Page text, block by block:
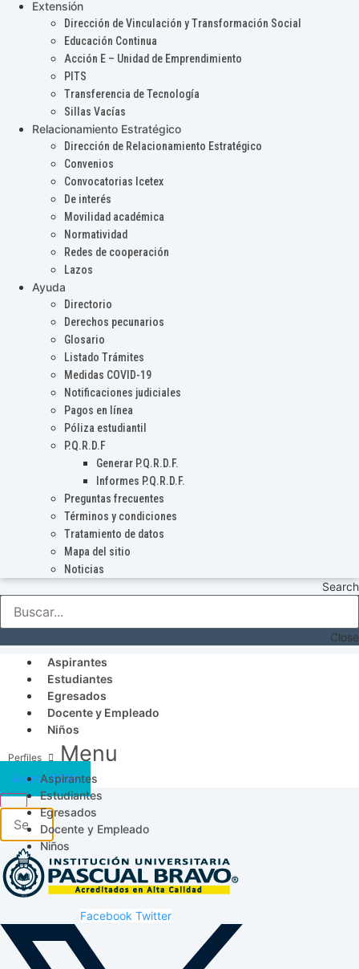
Extensión
Dirección de Vinculación y Transformación Social
Educación Continua
Acción E – Unidad de Emprendimiento
PITS
Transferencia de Tecnología
Sillas Vacías
Relacionamiento Estratégico
Dirección de Relacionamiento Estratégico
Convenios
Convocatorias Icetex
De interés
Movilidad académica
Normatividad
Redes de cooperación
Lazos
Ayuda
Directorio
Derechos pecunarios
Glosario
Listado Trámites
Medidas COVID-19
Notificaciones judiciales
Pagos en línea
Póliza estudiantil
P.Q.R.D.F
Generar P.Q.R.D.F.
Informes P.Q.R.D.F.
Preguntas frecuentes
Términos y condiciones
Tratamiento de datos
Mapa del sitio
Noticias
Search
Close
Aspirantes
Estudiantes
Egresados
Docente y Empleado
Niños
Menu
Aspirantes
Estudiantes
Egresados
Docente y Empleado
Niños
Acceso SICAU
Facebook Twitter